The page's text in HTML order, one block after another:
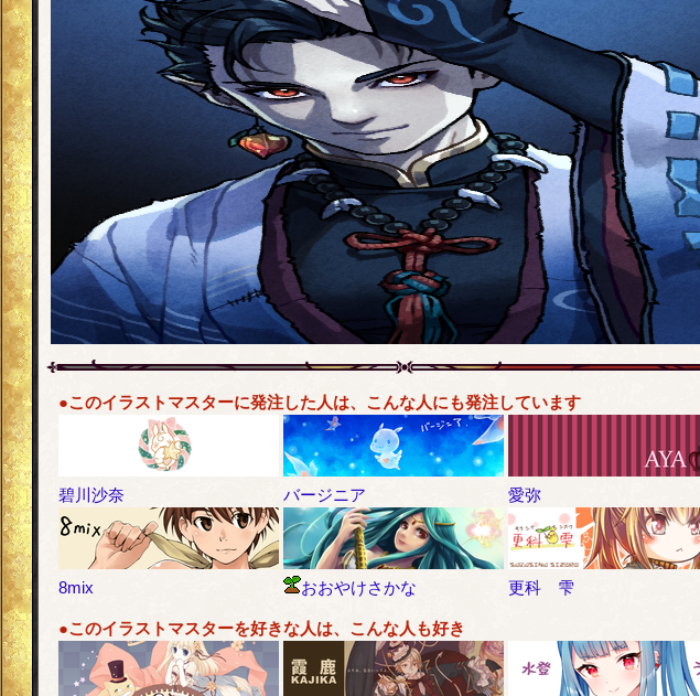
●このイラストマスターに発注した人は、こんな人にも発注しています
碧川沙奈 バージニア 愛弥
8mix おおやけさかな 更科 雫
●このイラストマスターを好きな人は、こんな人も好き